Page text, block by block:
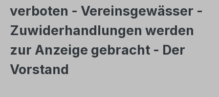
verboten - Vereinsgewässer -
Zuwiderhandlungen werden
zur Anzeige gebracht - Der
Vorstand